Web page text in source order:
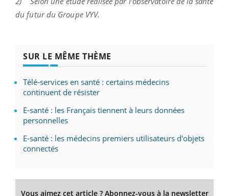
du futur du Groupe VYV.
SUR LE MÊME THÈME
Télé-services en santé : certains médecins
continuent de résister
E-santé : les Français tiennent à leurs données
personnelles
E-santé : les médecins premiers utilisateurs d'objets
connectés
Vous aimez cet article ? Abonnez-vous à la newsletter